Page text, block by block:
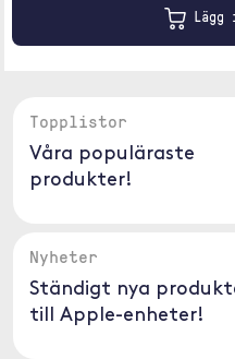
Lägg
Topplistor
Våra populäraste
produkter!
Nyheter
Ständigt nya
till Apple-enheter!